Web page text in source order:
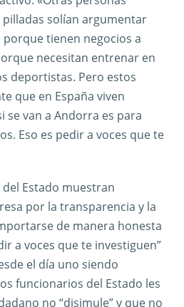
solían argumentar
tienen negocios a
necesitan entrenar en
deportistas. Pero estos
que en España viven
se van a Andorra es para
Eso es pedir a voces que te
Estado muestran
por la transparencia y la
de manera honesta
a voces que te investiguen”
el día uno siendo
funcionarios del Estado les
no “disimule” y que no